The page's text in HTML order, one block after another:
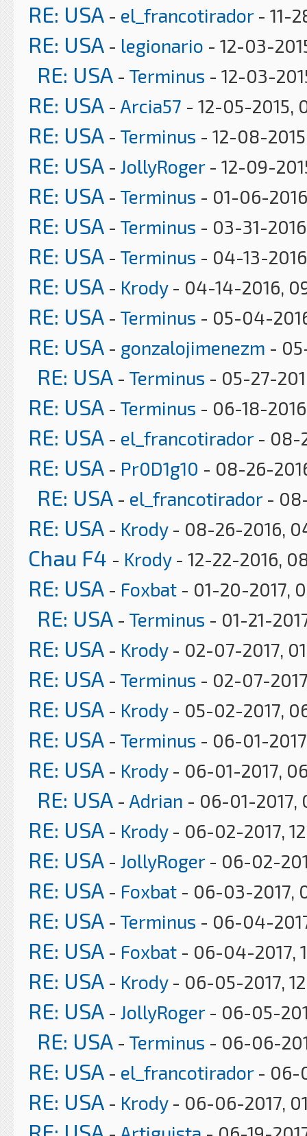
RE: USA - el_francotirador- 11-
RE: USA - legionario - 12-03-
RE: USA - Terminus - 12-03-
RE: USA - Arcia57 - 12-05-2015,
RE: USA - Terminus - 12-08-
RE: USA - JollyRoger- 12-09-
RE: USA - Terminus - 01-06-
RE: USA - Terminus - 03-31-
RE: USA - Terminus - 04-13-
RE: USA - Krody- 04-14-2016,
RE: USA - Terminus - 05-04-
RE: USA - gonzalojimenezm -
RE: USA - Terminus - 05-27-
RE: USA - Terminus - 06-18-2016,
RE: USA - el_francotirador- 08-
RE: USA - Pr0D1g10 - 08-26-
RE: USA - el_francotirador- 08-
RE: USA - Krody- 08-26-2016,
Chau F4 - Krody- 12-22-2016,
RE: USA - Foxbat - 01-20-2017,
RE: USA - Terminus - 01-21-
RE: USA - Krody- 02-07-2017,
RE: USA - Terminus - 02-07-
RE: USA - Krody- 05-02-2017,
RE: USA - Terminus - 06-01-
RE: USA - Krody- 06-01-2017,
RE: USA - Adrian - 06-01-2017,
RE: USA - Krody- 06-02-2017,
RE: USA - JollyRoger- 06-02-
RE: USA - Foxbat - 06-03-2017,
RE: USA - Terminus - 06-04-
RE: USA - Foxbat - 06-04-2017,
RE: USA - Krody- 06-05-2017,
RE: USA - JollyRoger- 06-05-
RE: USA - Terminus - 06-06-
RE: USA - el_francotirador- 06-
RE: USA - Krody- 06-06-2017,